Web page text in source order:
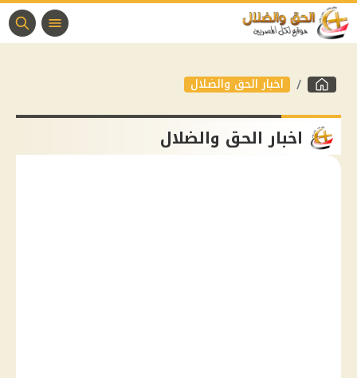
اخبار الحق والضلال
اخبار الحق والضلال